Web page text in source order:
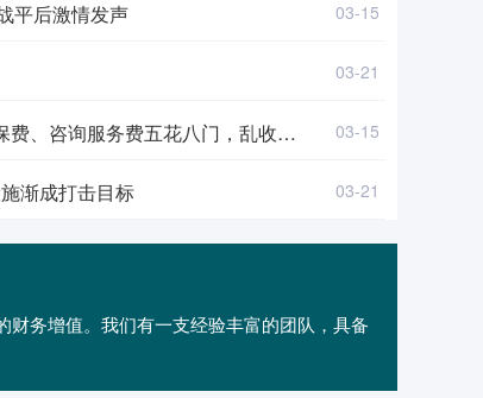
平后激情发声 03-15
03-21
务费五花八门，乱收费引发大量投诉 03-15
渐成打击目标 03-21
务增值。我们有一支经验丰富的团队，具备